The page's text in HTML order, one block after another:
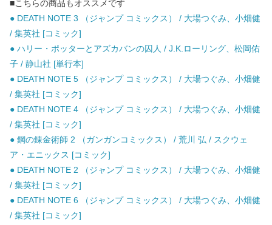
■こちらの商品もオススメです
● DEATH NOTE 3 （ジャンプ コミックス） / 大場つぐみ、小畑健
/ 集英社 [コミック]
● ハリー・ポッターとアズカバンの囚人 / J.K.ローリング、松岡佑
子 / 静山社 [単行本]
● DEATH NOTE 5 （ジャンプ コミックス） / 大場つぐみ、小畑健
/ 集英社 [コミック]
● DEATH NOTE 4 （ジャンプ コミックス） / 大場つぐみ、小畑健
/ 集英社 [コミック]
● 鋼の錬金術師 2 （ガンガンコミックス） / 荒川 弘 / スクウェ
ア・エニックス [コミック]
● DEATH NOTE 2 （ジャンプ コミックス） / 大場つぐみ、小畑健
/ 集英社 [コミック]
● DEATH NOTE 6 （ジャンプ コミックス） / 大場つぐみ、小畑健
/ 集英社 [コミック]